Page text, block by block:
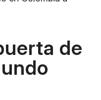
de